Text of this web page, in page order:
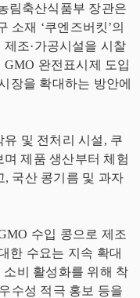
림축산식품부 장관은
소재 ‘쿠엔즈버킷’의
조·가공시설을 시찰
완전표시제 도입
장을 확대하는 방안에
및 전처리 시설, 쿠
제품 생산부터 체험
, 국산 콩기름 및 과자
수입 콩으로 제조
한 수요는 지속 확대
소비 활성화를 위해 착
수성 적극 홍보 등을